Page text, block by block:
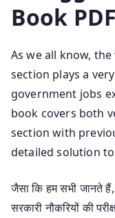
Book PDF
As we all know,
section plays a
government jobs
book covers both
section with
detailed solution
जैसा कि हम सभी जानते
सरकारी नौकरियों की